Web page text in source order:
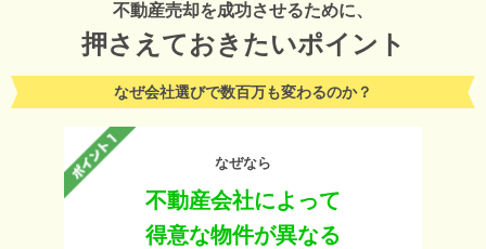
不動産売却を成功させるために、
押さえておきたいポイント
なぜ会社選びで数百万も変わるのか？
なぜなら
不動産会社によって
得意な物件が異なる